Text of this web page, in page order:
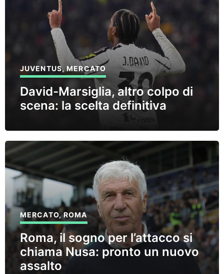
JUVENTUS,MERCATO
David-Marsiglia, altro colpo di
scena: la scelta definitiva
MERCATO,ROMA
Roma, il sogno per l’attacco si
chiama Nusa: pronto un nuovo
assalto